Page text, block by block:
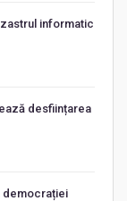
informatic
desființarea
democrației